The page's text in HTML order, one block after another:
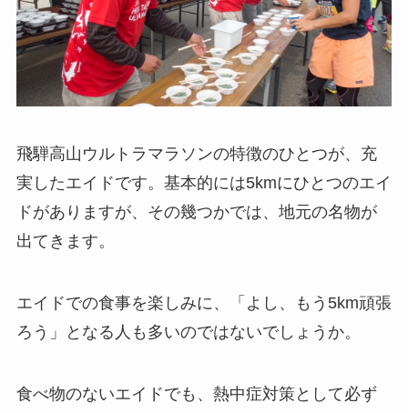
飛騨高山ウルトラマラソンの特徴のひとつが、充
実したエイドです。基本的には5kmにひとつのエイ
ドがありますが、その幾つかでは、地元の名物が
出てきます。
エイドでの食事を楽しみに、「よし、もう5km頑張
ろう」となる人も多いのではないでしょうか。
食べ物のないエイドでも、熱中症対策として必ず